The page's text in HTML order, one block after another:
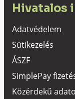
Hivatalos
Adatvédelem
Sütikezelés
ÁSZF
SimplePay
Közérdekű